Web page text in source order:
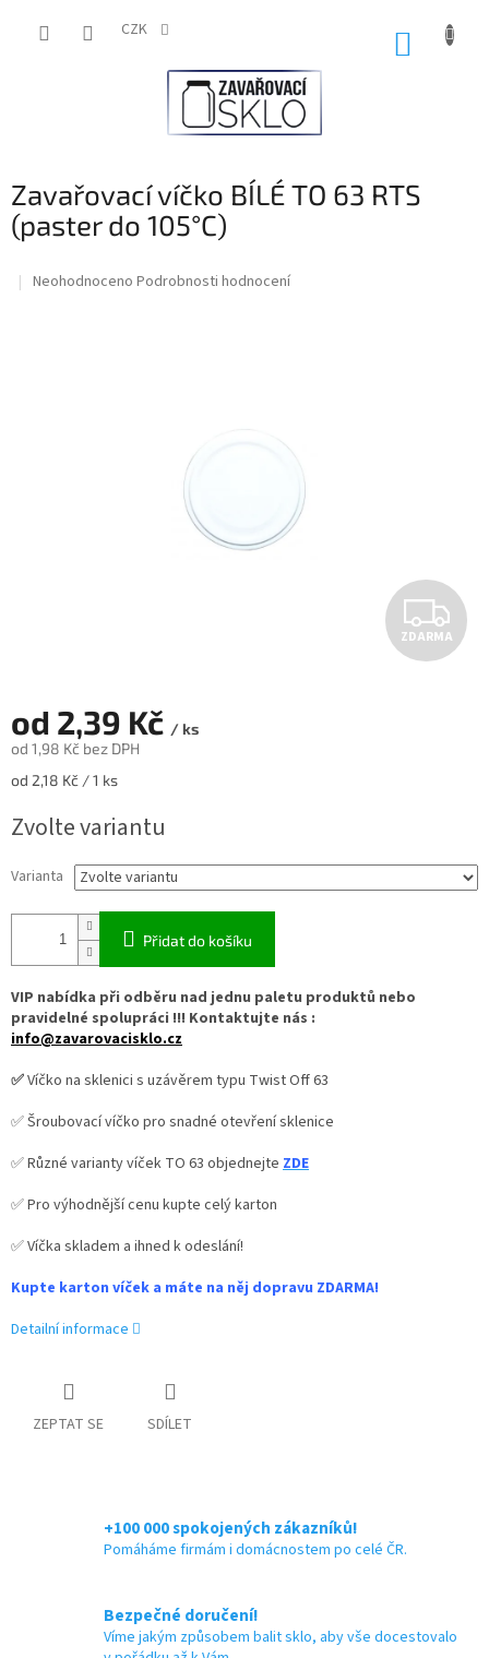
CZK
Zavařovací víčko BÍLÉ TO 63 RTS
(paster do 105°C)
Průměrné
Neohodnoceno Podrobnosti hodnocení
Z
D
ZDARMA
od 2,39 Kč / ks
od 1,98 Kč bez DPH
Měrná
od 2,18 Kč / 1 ks
Zvolte variantu
Varianta
Přidat do košíku
VIP nabídka při odběru nad jednu paletu produktů nebo
pravidelné spolupráci !!! Kontaktujte nás :
info@zavarovacisklo.cz
✅Víčko na sklenici s uzávěrem typu Twist Off 63
✅ Šroubovací víčko pro snadné otevření sklenice
✅ Různé varianty víček TO 63 objednejte ZDE
✅ Pro výhodnější cenu kupte celý karton
✅ Víčka skladem a ihned k odeslání!
Kupte karton víček a máte na něj dopravu ZDARMA!
Detailní informace
ZEPTAT SE SDÍLET
+100 000 spokojených zákazníků!
Pomáháme firmám i domácnostem po celé ČR.
Bezpečné doručení!
Víme jakým způsobem balit sklo, aby vše docestovalo